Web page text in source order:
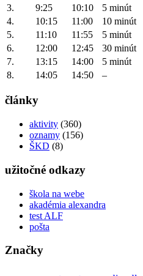
3.
9:25 10:10
5 minút
4.
10:15 11:00
10 minút
5.
11:10 11:55
5 minút
6.
12:00 12:45
30 minút
7.
13:15 14:00
5 minút
8.
14:05 14:50 –
články
aktivity (360)
oznamy (156)
ŠKD (8)
užitočné odkazy
škola na webe
akadémia alexandra
test ALF
pošta
Značky